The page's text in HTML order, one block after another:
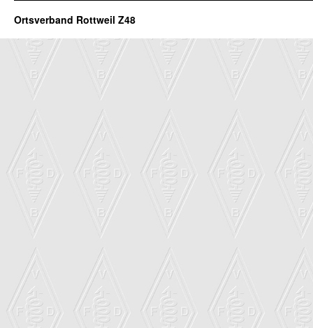
Ortsverband Rottweil Z48